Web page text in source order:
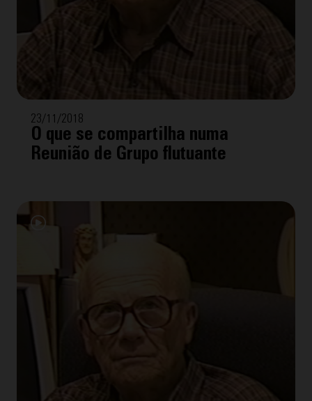
23/11/2018
O que se compartilha numa
Reunião de Grupo flutuante